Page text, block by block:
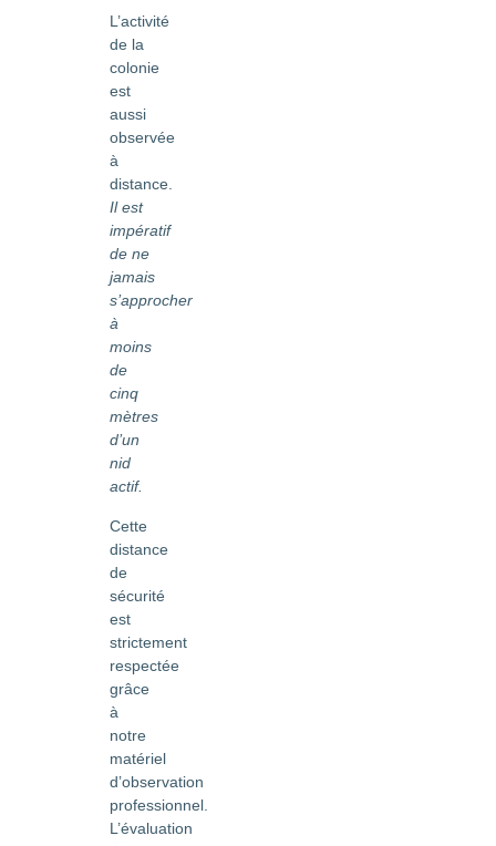
L’activité
de la
colonie
est
aussi
observée
à
distance.
Il est
impératif
de ne
jamais
s’approcher
à
moins
de
cinq
mètres
d’un
nid
actif.
Cette
distance
de
sécurité
est
strictement
respectée
grâce
à
notre
matériel
d’observation
professionnel.
L’évaluation